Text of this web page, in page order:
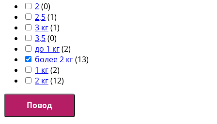
2(0)
2,5(1)
3 кг(1)
3,5(0)
до 1 кг(2)
более 2 кг(13)
1 кг(2)
2 кг(12)
Повод